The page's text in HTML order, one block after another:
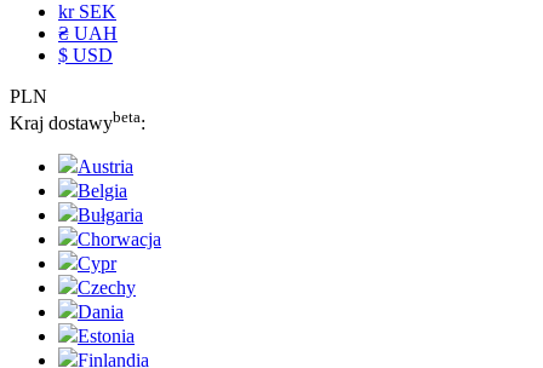
kr SEK
₴ UAH
$ USD
PLN
Kraj dostawybeta:
Austria
Belgia
Bułgaria
Chorwacja
Cypr
Czechy
Dania
Estonia
Finlandia